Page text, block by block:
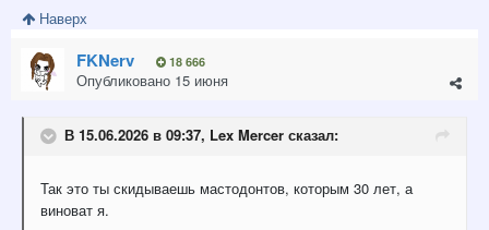
Наверх
FKNerv 18 666
Опубликовано 15 июня
В 15.06.2026 в 09:37, Lex Mercer сказал:
Так это ты скидываешь мастодонтов, которым 30 лет, а
виноват я.